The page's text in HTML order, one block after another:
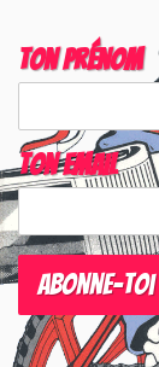
Ton prénom
Ton email